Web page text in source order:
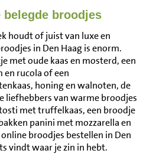
broodjes
houdt of juist van luxe en
in Den Haag is enorm.
met oude kaas en mosterd, een
en rucola of een
honing en walnoten, de
liefhebbers van warme broodjes
met truffelkaas, een broodje
panini met mozzarella en
broodjes bestellen in Den
vindt waar je zin in hebt.